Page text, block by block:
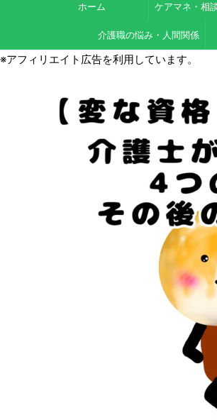
ホーム ケアマネ・相
介護職の悩み・人間関係
※アフィリエイト広告を利用しています。